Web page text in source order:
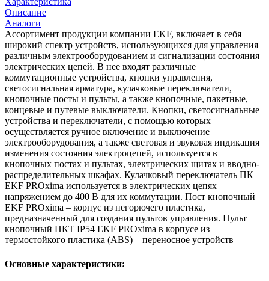
Описание
Аналоги
Ассортимент продукции компании EKF, включает в себя
широкий спектр устройств, использующихся для управления
различным электрооборудованием и сигнализации состояния
электрических цепей. В нее входят различные
коммутационные устройства, кнопки управления,
светосигнальная арматура, кулачковые переключатели,
кнопочные посты и пульты, а также кнопочные, пакетные,
концевые и путевые выключатели. Кнопки, светосигнальные
устройства и переключатели, с помощью которых
осуществляется ручное включение и выключение
электрооборудования, а также световая и звуковая индикация
изменения состояния электроцепей, используется в
кнопочных постах и пультах, электрических щитах и вводно-
распределительных шкафах. Кулачковый переключатель ПК
EKF PROxima используется в электрических цепях
напряжением до 400 В для их коммутации. Пост кнопочный
EKF PROxima – корпус из негорючего пластика,
предназначенный для создания пультов управления. Пульт
кнопочный ПКТ IP54 EKF PROxima в корпусе из
термостойкого пластика (ABS) – переносное устройств
Основные характеристики: